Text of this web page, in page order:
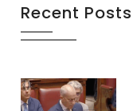
Recent Posts